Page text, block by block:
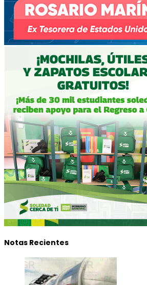
Notas Recientes